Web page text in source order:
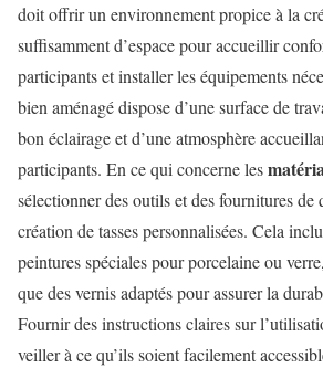
doit offrir un environnement propice à la
suffisamment d’espace pour accueillir
participants et installer les équipements
bien aménagé dispose d’une surface de
bon éclairage et d’une atmosphère
participants. En ce qui concerne les
sélectionner des outils et des fournitures de
création de tasses personnalisées. Cela
peintures spéciales pour porcelaine ou
que des vernis adaptés pour assurer la
Fournir des instructions claires sur
veiller à ce qu’ils soient facilement